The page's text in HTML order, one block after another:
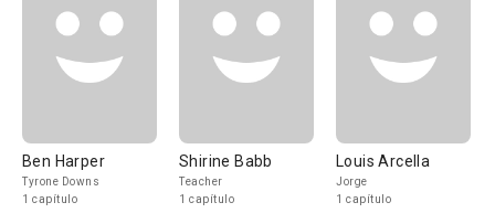
Ben Harper
Tyrone Downs
1 capítulo
Shirine Babb
Teacher
1 capítulo
Louis Arcella
Jorge
1 capítulo